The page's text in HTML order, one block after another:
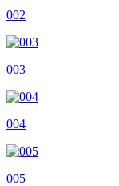
002
003
004
005